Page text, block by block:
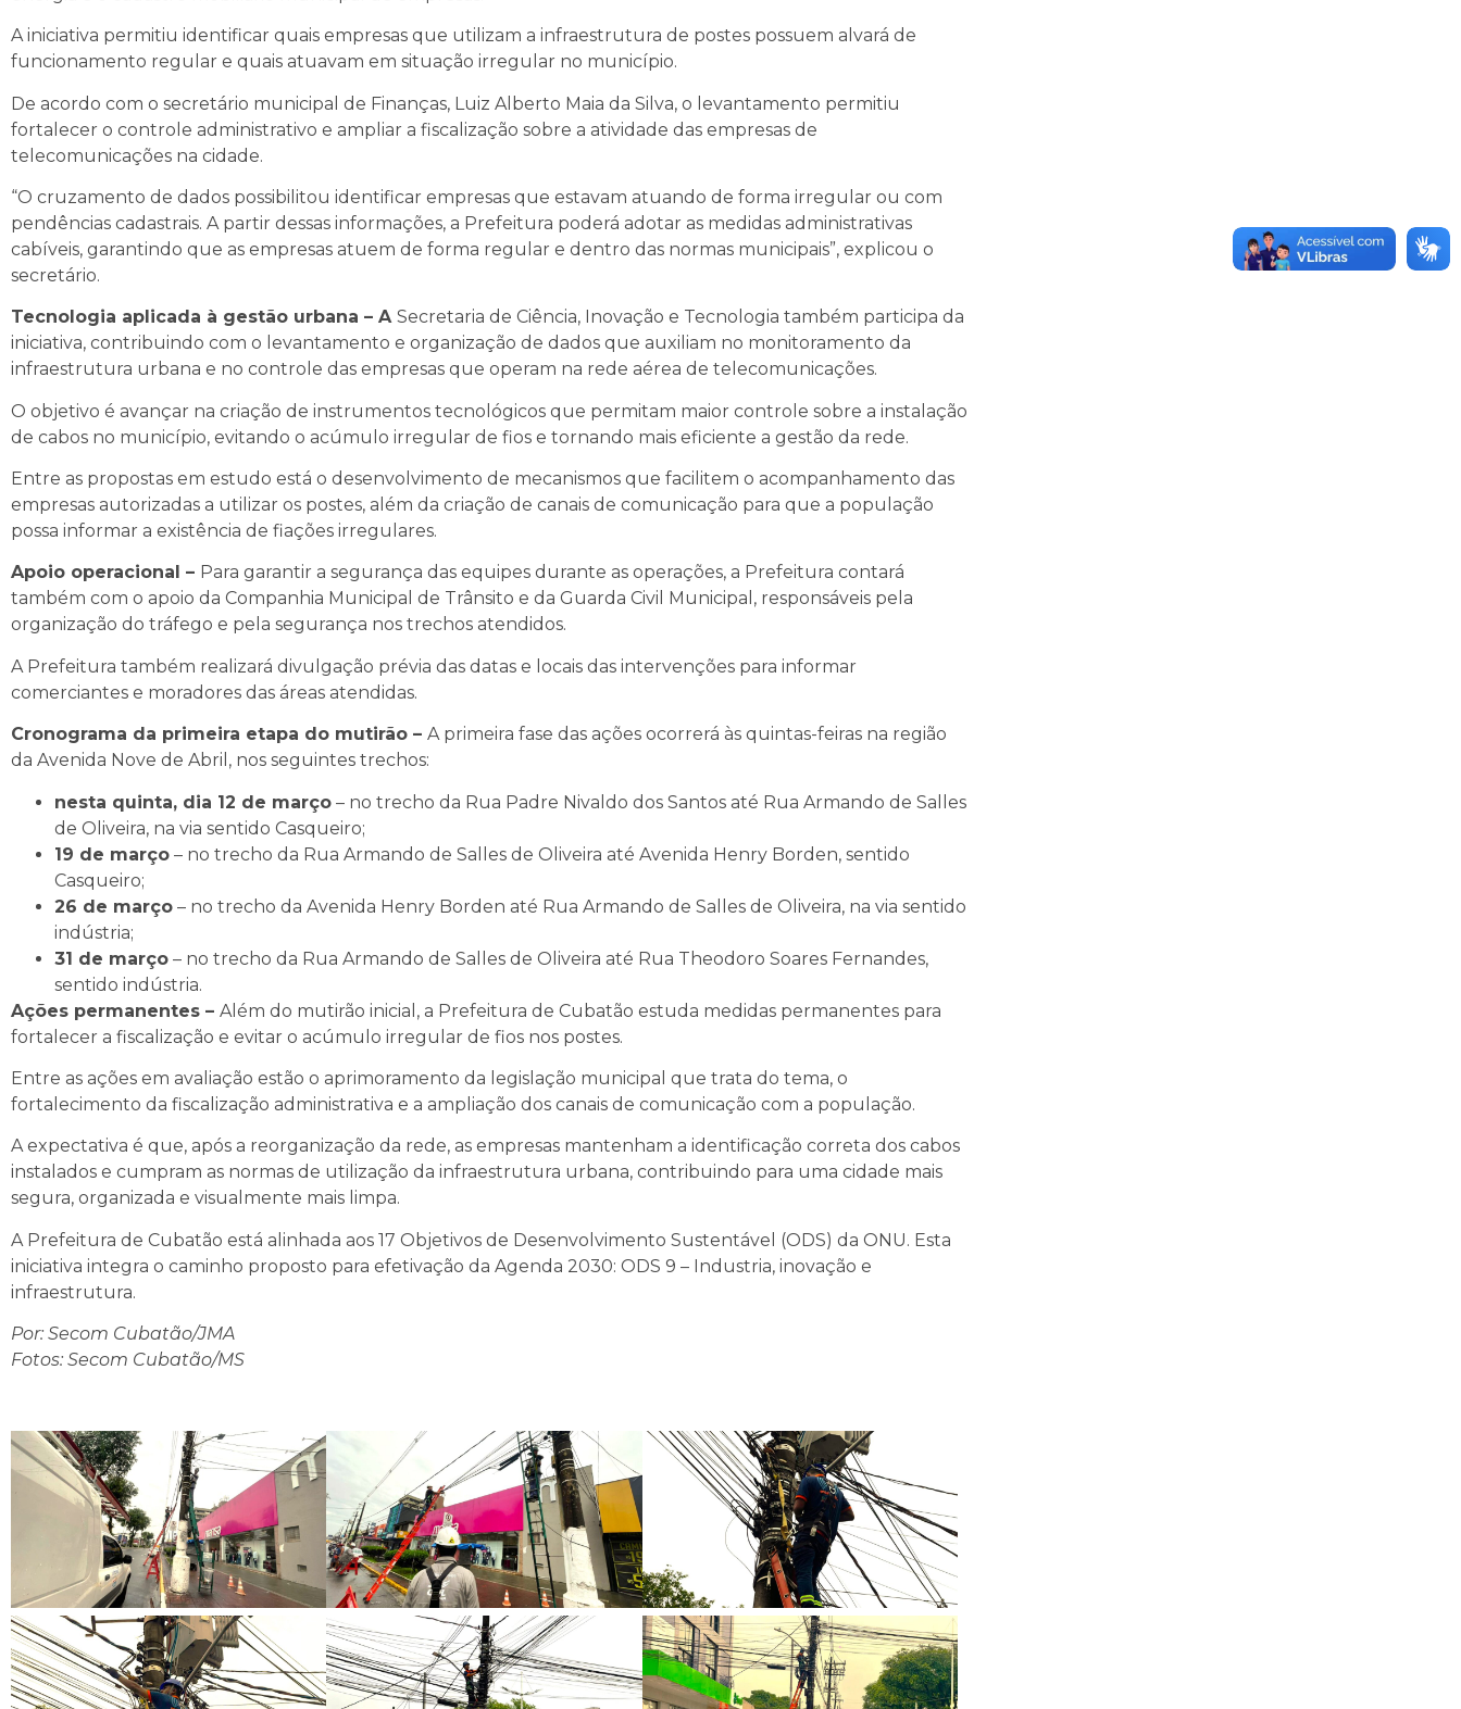
A iniciativa permitiu identificar quais empresas que utilizam a infraestrutura de postes possuem alvará de
funcionamento regular e quais atuavam em situação irregular no município.
De acordo com o secretário municipal de Finanças, Luiz Alberto Maia da Silva, o levantamento permitiu
fortalecer o controle administrativo e ampliar a fiscalização sobre a atividade das empresas de
telecomunicações na cidade.
“O cruzamento de dados possibilitou identificar empresas que estavam atuando de forma irregular ou com
pendências cadastrais. A partir dessas informações, a Prefeitura poderá adotar as medidas administrativas
cabíveis, garantindo que as empresas atuem de forma regular e dentro das normas municipais”, explicou o
secretário.
Tecnologia aplicada à gestão urbana – A Secretaria de Ciência, Inovação e Tecnologia também participa da
iniciativa, contribuindo com o levantamento e organização de dados que auxiliam no monitoramento da
infraestrutura urbana e no controle das empresas que operam na rede aérea de telecomunicações.
O objetivo é avançar na criação de instrumentos tecnológicos que permitam maior controle sobre a instalação
de cabos no município, evitando o acúmulo irregular de fios e tornando mais eficiente a gestão da rede.
Entre as propostas em estudo está o desenvolvimento de mecanismos que facilitem o acompanhamento das
empresas autorizadas a utilizar os postes, além da criação de canais de comunicação para que a população
possa informar a existência de fiações irregulares.
Apoio operacional – Para garantir a segurança das equipes durante as operações, a Prefeitura contará
também com o apoio da Companhia Municipal de Trânsito e da Guarda Civil Municipal, responsáveis pela
organização do tráfego e pela segurança nos trechos atendidos.
A Prefeitura também realizará divulgação prévia das datas e locais das intervenções para informar
comerciantes e moradores das áreas atendidas.
Cronograma da primeira etapa do mutirão – A primeira fase das ações ocorrerá às quintas-feiras na região
da Avenida Nove de Abril, nos seguintes trechos:
nesta quinta, dia 12 de março – no trecho da Rua Padre Nivaldo dos Santos até Rua Armando de Salles
de Oliveira, na via sentido Casqueiro;
19 de março – no trecho da Rua Armando de Salles de Oliveira até Avenida Henry Borden, sentido
Casqueiro;
26 de março – no trecho da Avenida Henry Borden até Rua Armando de Salles de Oliveira, na via sentido
indústria;
31 de março – no trecho da Rua Armando de Salles de Oliveira até Rua Theodoro Soares Fernandes,
sentido indústria.
Ações permanentes – Além do mutirão inicial, a Prefeitura de Cubatão estuda medidas permanentes para
fortalecer a fiscalização e evitar o acúmulo irregular de fios nos postes.
Entre as ações em avaliação estão o aprimoramento da legislação municipal que trata do tema, o
fortalecimento da fiscalização administrativa e a ampliação dos canais de comunicação com a população.
A expectativa é que, após a reorganização da rede, as empresas mantenham a identificação correta dos cabos
instalados e cumpram as normas de utilização da infraestrutura urbana, contribuindo para uma cidade mais
segura, organizada e visualmente mais limpa.
A Prefeitura de Cubatão está alinhada aos 17 Objetivos de Desenvolvimento Sustentável (ODS) da ONU. Esta
iniciativa integra o caminho proposto para efetivação da Agenda 2030: ODS 9 – Industria, inovação e
infraestrutura.
Por: Secom Cubatão/JMA
Fotos: Secom Cubatão/MS